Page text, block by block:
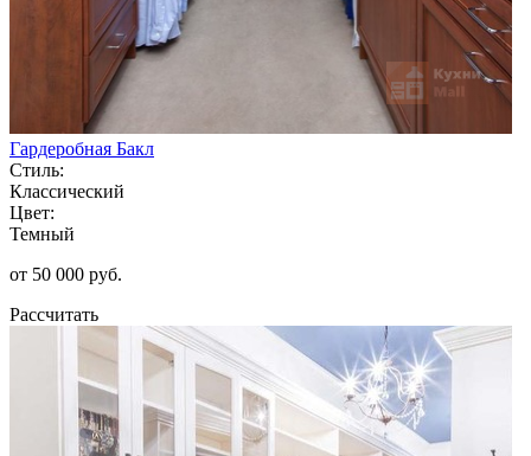
Гардеробная Бакл
Стиль:
Классический
Цвет:
Темный
от 50 000 руб.
Рассчитать